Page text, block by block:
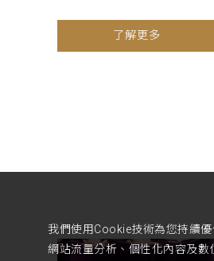
了解更多
我們使用Cookie技術為您持續優
網站流量分析、個性化內容及數